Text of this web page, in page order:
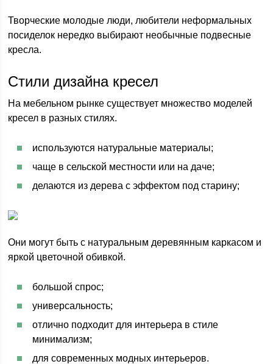
Творческие молодые люди, любители неформальных
посиделок нередко выбирают необычные подвесные
кресла.
Стили дизайна кресел
На мебельном рынке существует множество моделей
кресел в разных стилях.
используются натуральные материалы;
чаще в сельской местности или на даче;
делаются из дерева с эффектом под старину;
Они могут быть с натуральным деревянным каркасом и
яркой цветочной обивкой.
большой спрос;
универсальность;
отлично подходит для интерьера в стиле
минимализм;
для современных модных интерьеров.